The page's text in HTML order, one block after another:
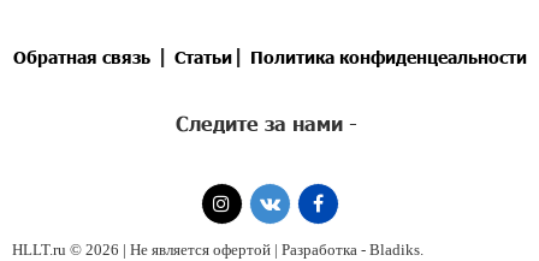
Обратная связь| Статьи| Политика конфиденцеальности
Следите за нами -
HLLT.ru © 2026 | Не является офертой | Разработка - Bladiks